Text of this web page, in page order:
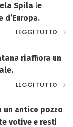
Spila le
d’Europa.
LEGGI TUTTO
riaffiora un
LEGGI TUTTO
un antico pozzo
votive e resti